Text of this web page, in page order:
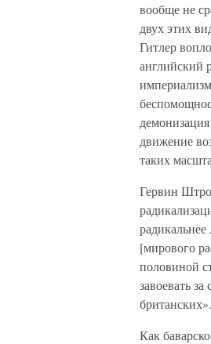
вообще не
двух этих
Гитлер
английский
движение
таких
Гервин
[мирового
половиной
завоевать
британских».
Как